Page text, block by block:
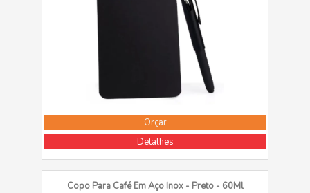
Orçar
Detalhes
Copo Para Café Em Aço Inox - Preto - 60Ml